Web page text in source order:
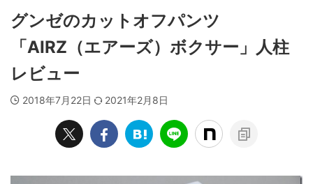
グンゼのカットオフパンツ
「AIRZ（エアーズ）ボクサー」人柱
レビュー
2018年7月22日 2021年2月8日